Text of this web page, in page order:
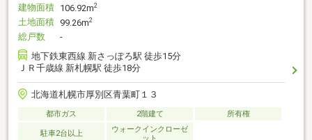
建物面積 106.92m2
土地面積 99.26m2
総戸数
-
地下鉄東西線 新さっぽろ駅 徒歩15分
ＪＲ千歳線 新札幌駅 徒歩18分
北海道札幌市厚別区青葉町１３
都市ガス 2階建て 所有権
駐車2台以上
ウォークインクローゼ
ット